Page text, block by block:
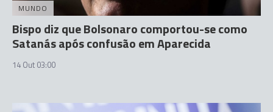
MUNDO
Bispo diz que Bolsonaro comportou-se como
Satanás após confusão em Aparecida
14 Out 03:00